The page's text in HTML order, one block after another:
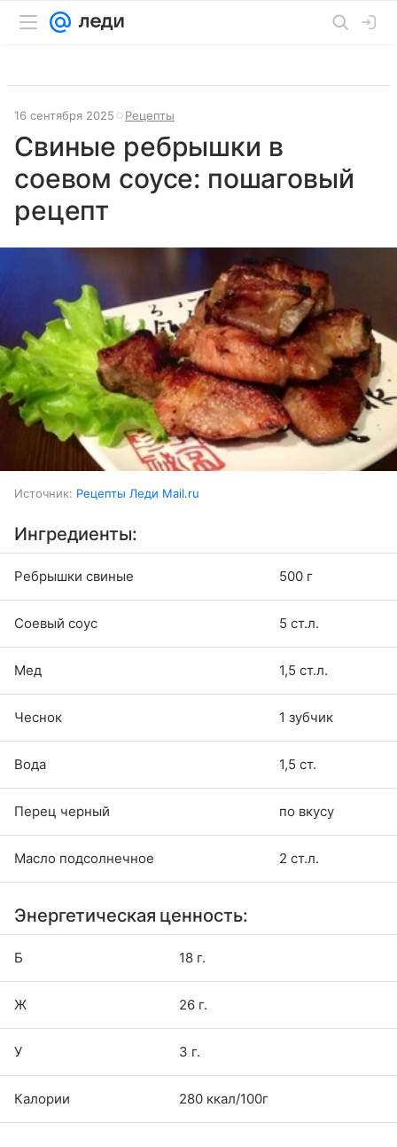
16 сентября 2025 Рецепты
Свиные ребрышки в
соевом соусе: пошаговый
рецепт
Источник: Рецепты Леди Mail.ru
Ингредиенты:
Ребрышки свиные 500 г
Соевый соус 5 ст.л.
Мед 1,5 ст.л.
Чеснок 1 зубчик
Вода 1,5 ст.
Перец черный по вкусу
Масло подсолнечное 2 ст.л.
Энергетическая ценность:
Б 18 г.
Ж 26 г.
У 3 г.
Калории 280 ккал/100г